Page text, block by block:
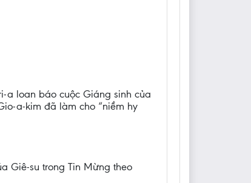
a loan báo cuộc Giáng sinh của
a-kim đã làm cho “niềm hy
Giê-su trong Tin Mừng theo